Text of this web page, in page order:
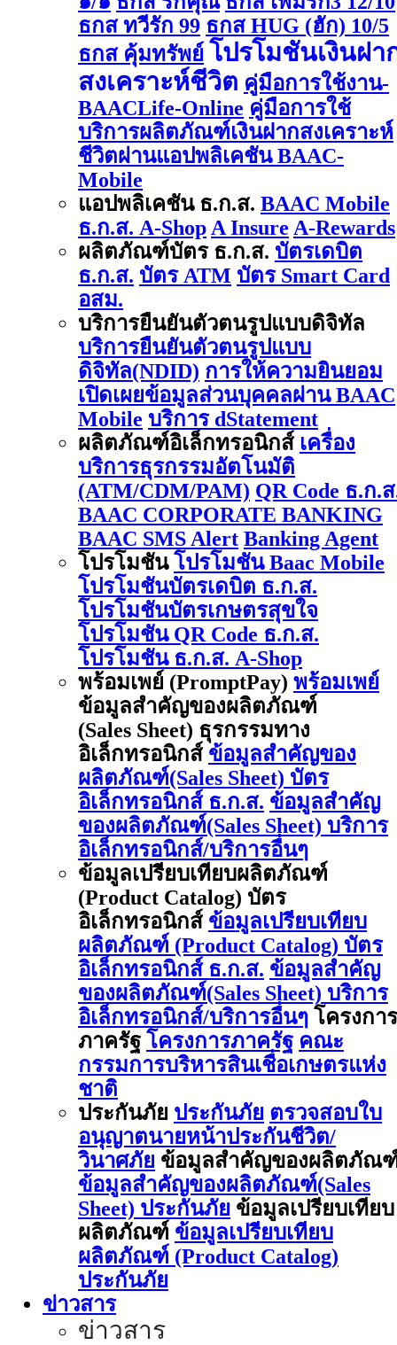
ธกส ทวีรัก 99 ธกส HUG (ฮัก) 10/5
ธกส คุ้มทรัพย์ โปรโมชันเงินฝา
สงเคราะห์ชีวิต คู่มือการใช้งาน-
BAACLife-Online คู่มือการใช้
บริการผลิตภัณฑ์เงินฝากสงเคราะห์
ชีวิตผ่านแอปพลิเคชัน BAAC-
Mobile
แอปพลิเคชัน ธ.ก.ส. BAAC Mobile
ธ.ก.ส. A-Shop A Insure A-Rewards
ผลิตภัณฑ์บัตร ธ.ก.ส. บัตรเดบิต
ธ.ก.ส. บัตร ATM บัตร Smart Card
อสม.
บริการยืนยันตัวตนรูปแบบดิจิทัล
บริการยืนยันตัวตนรูปแบบ
ดิจิทัล(NDID) การให้ความยินยอม
เปิดเผยข้อมูลส่วนบุคคลผ่าน BAAC
Mobile บริการ dStatement
ผลิตภัณฑ์อิเล็กทรอนิกส์ เครื่อง
บริการธุรกรรมอัตโนมัติ
(ATM/CDM/PAM) QR Code ธ.ก.
BAAC CORPORATE BANKING
BAAC SMS Alert Banking Agent
โปรโมชัน โปรโมชัน Baac Mobile
โปรโมชันบัตรเดบิต ธ.ก.ส.
โปรโมชันบัตรเกษตรสุขใจ
โปรโมชัน QR Code ธ.ก.ส.
โปรโมชัน ธ.ก.ส. A-Shop
พร้อมเพย์ (PromptPay) พร้อมเพย์
ข้อมูลสำคัญของผลิตภัณฑ์
(Sales Sheet) ธุรกรรมทาง
อิเล็กทรอนิกส์ ข้อมูลสำคัญของ
ผลิตภัณฑ์(Sales Sheet) บัตร
อิเล็กทรอนิกส์ ธ.ก.ส. ข้อมูลสำคัญ
ของผลิตภัณฑ์(Sales Sheet) บริการ
อิเล็กทรอนิกส์/บริการอื่นๆ
ข้อมูลเปรียบเทียบผลิตภัณฑ์
(Product Catalog) บัตร
อิเล็กทรอนิกส์ ข้อมูลเปรียบเทียบ
ผลิตภัณฑ์ (Product Catalog) บัตร
อิเล็กทรอนิกส์ ธ.ก.ส. ข้อมูลสำคัญ
ของผลิตภัณฑ์(Sales Sheet) บริการ
อิเล็กทรอนิกส์/บริการอื่นๆ โครงการ
ภาครัฐ โครงการภาครัฐ คณะ
กรรมการบริหารสินเชื่อเกษตรแห่ง
ชาติ
ประกันภัย ประกันภัย ตรวจสอบใบ
อนุญาตนายหน้าประกันชีวิต/
วินาศภัย ข้อมูลสำคัญของผลิตภัณ
ข้อมูลสำคัญของผลิตภัณฑ์(Sales
Sheet) ประกันภัย ข้อมูลเปรียบเทียบ
ผลิตภัณฑ์ ข้อมูลเปรียบเทียบ
ผลิตภัณฑ์ (Product Catalog)
ประกันภัย
ข่าวสาร
ข่าวสาร